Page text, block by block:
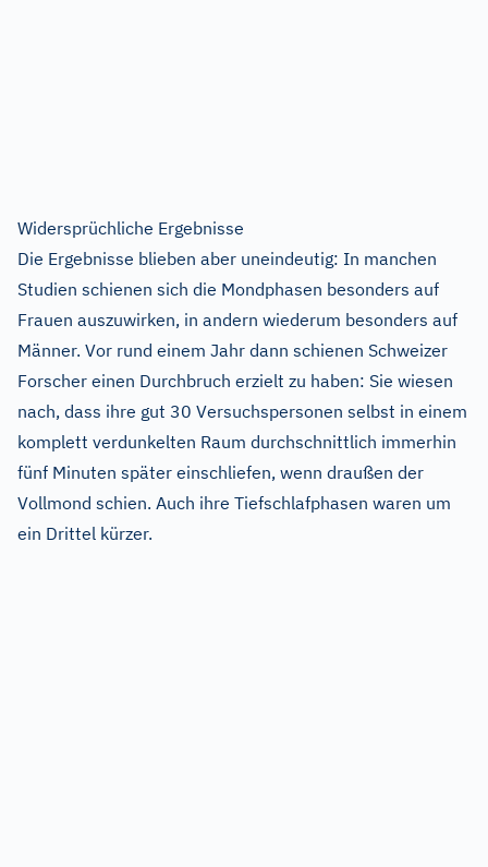
Widersprüchliche Ergebnisse
Die Ergebnisse blieben aber uneindeutig: In manchen
Studien schienen sich die Mondphasen besonders auf
Frauen auszuwirken, in andern wiederum besonders auf
Männer. Vor rund einem Jahr dann schienen Schweizer
Forscher einen Durchbruch erzielt zu haben: Sie wiesen
nach, dass ihre gut 30 Versuchspersonen selbst in einem
komplett verdunkelten Raum durchschnittlich immerhin
fünf Minuten später einschliefen, wenn draußen der
Vollmond schien. Auch ihre Tiefschlafphasen waren um
ein Drittel kürzer.